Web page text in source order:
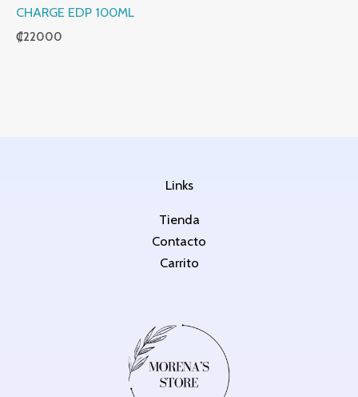
CHARGE EDP 100ML
₡22000
Links
Tienda
Contacto
Carrito